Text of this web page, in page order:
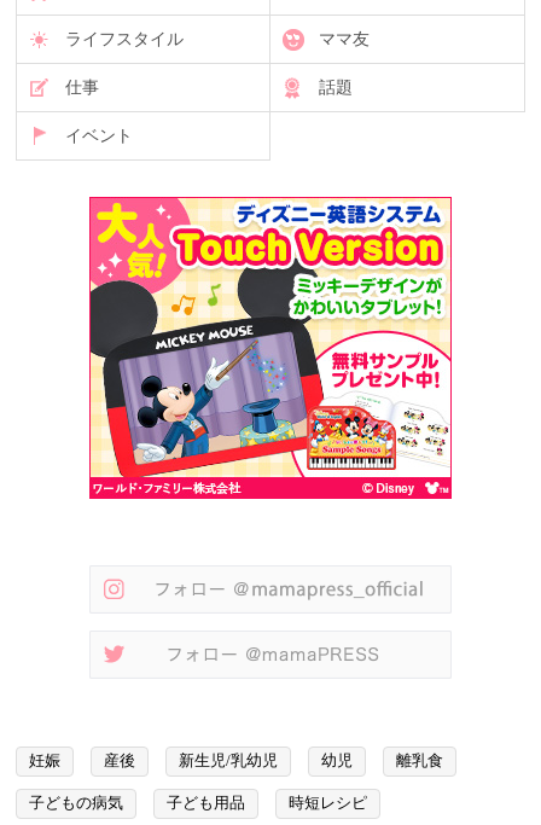
ライフスタイル ママ友
仕事 話題
イベント
妊娠 産後 新生児/乳幼児 幼児 離乳食
子どもの病気 子ども用品 時短レシピ